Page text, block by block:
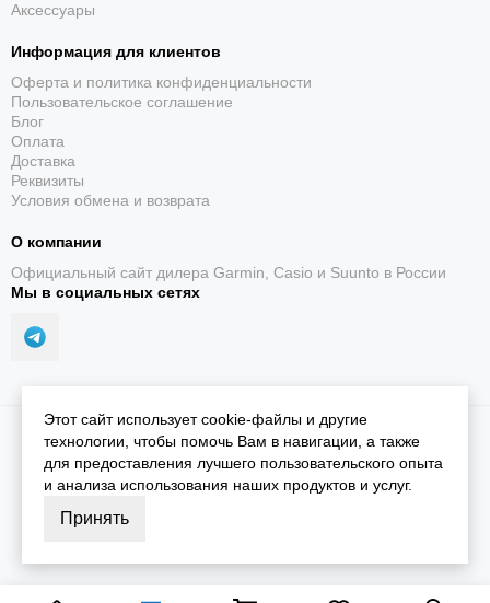
Аксессуары
Информация для клиентов
Оферта и политика конфиденциальности
Пользовательское соглашение
Блог
Оплата
Доставка
Реквизиты
Условия обмена и возврата
О компании
Официальный сайт дилера Garmin, Casio и Suunto в России
Мы в социальных сетях
2026 © iGarmin.Карта сайта
Этот сайт использует cookie-файлы и другие
технологии, чтобы помочь Вам в навигации, а также
для предоставления лучшего пользовательского опыта
и анализа использования наших продуктов и услуг.
Принять